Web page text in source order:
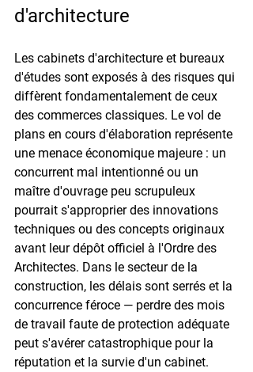
d'architecture
Les cabinets d'architecture et bureaux
d'études sont exposés à des risques qui
diffèrent fondamentalement de ceux
des commerces classiques. Le vol de
plans en cours d'élaboration représente
une menace économique majeure : un
concurrent mal intentionné ou un
maître d'ouvrage peu scrupuleux
pourrait s'approprier des innovations
techniques ou des concepts originaux
avant leur dépôt officiel à l'Ordre des
Architectes. Dans le secteur de la
construction, les délais sont serrés et la
concurrence féroce — perdre des mois
de travail faute de protection adéquate
peut s'avérer catastrophique pour la
réputation et la survie d'un cabinet.